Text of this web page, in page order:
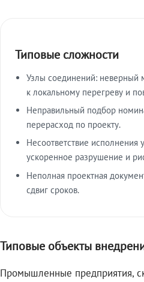
Типовые сложности
Узлы соединений: неверный
к локальному перегреву и
Неправильный подбор
перерасход по проекту.
Несоответствие
ускоренное разрушение и
Неполная проектная
сдвиг сроков.
Типовые объекты
Промышленные предприятия,